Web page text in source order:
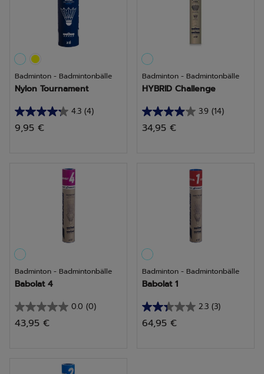
Badminton - Badmintonbälle
Nylon Tournament
4.3 (4)
4.3
von
Bewertungen
9,95 €
Badminton - Badmintonbälle
HYBRID Challenge
3.9 (14)
3.9
von
Bewertungen
34,95 €
Badminton - Badmintonbälle
Babolat 4
0.0 (0)
0.0
von
43,95 €
Badminton - Badmintonbälle
Babolat 1
2.3 (3)
2.3
von
64,95 €